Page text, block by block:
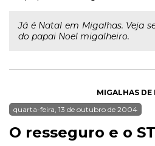
Já é Natal em Migalhas. Veja
do papai Noel migalheiro.
MIGALHAS DE
quarta-feira, 13 de outubro de 2004
O resseguro e o